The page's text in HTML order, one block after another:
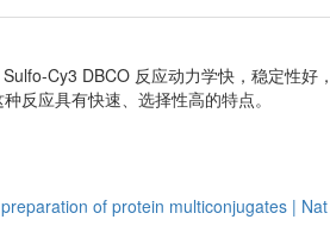
Cy3 DBCO 反应动力学快，稳定性好
反应具有快速、选择性高的特点。
of protein multiconjugates |